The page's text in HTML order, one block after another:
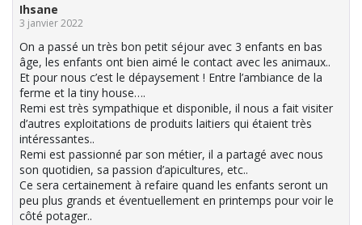
Ihsane
3 janvier 2022
On a passé un très bon petit séjour avec 3 enfants en bas
âge, les enfants ont bien aimé le contact avec les animaux..
Et pour nous c’est le dépaysement ! Entre l’ambiance de la
ferme et la tiny house….
Remi est très sympathique et disponible, il nous a fait visiter
d’autres exploitations de produits laitiers qui étaient très
intéressantes..
Remi est passionné par son métier, il a partagé avec nous
son quotidien, sa passion d’apicultures, etc..
Ce sera certainement à refaire quand les enfants seront un
peu plus grands et éventuellement en printemps pour voir le
côté potager..